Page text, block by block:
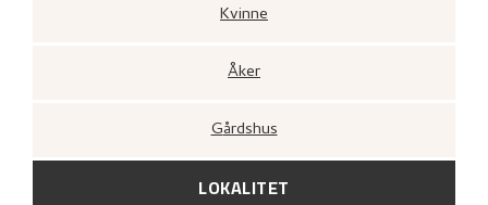
Kvinne
Åker
Gårdshus
LOKALITET